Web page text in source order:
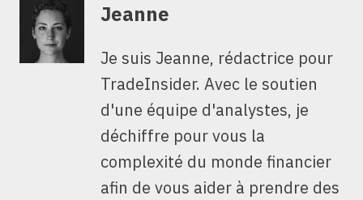
Jeanne
Je suis Jeanne, rédactrice pour
TradeInsider. Avec le soutien
d'une équipe d'analystes, je
déchiffre pour vous la
complexité du monde financier
afin de vous aider à prendre des